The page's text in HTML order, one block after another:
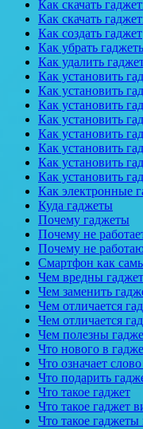
Как скачать
Как скачать
Как создать гаджет
Как убрать
Как удалить
Как установить
Как установить
Как установить
Как установить
Как установить
Как установить
Как установить
Как установить
Как электронные
Куда гаджеты
Почему гаджеты
Почему не
Почему не
Смартфон как
Чем вредны
Чем заменить
Чем отличается
Чем отличается
Чем полезны
Что нового в
Что означает
Что подарить
Что такое гаджет
Что такое гаджет
Что такое